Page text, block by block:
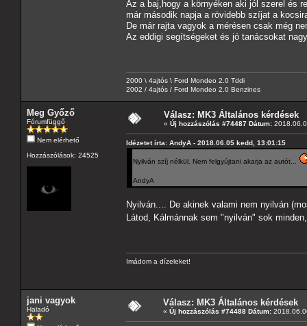
Az a baj,hogy a környéken aki jól szerel és
már második napja a rövidebb szíjat a
De már rajta vagyok a mérésen csak még
Az eddigi segítségeket és jó tanácsokat
2000 \ 4ajtós \ Ford Mondeo 2.0 Tddi
2002 / 4ajtós / Ford Mondeo 2.0 Benzines
Meg Győző
Fórumfüggő
Nem elérhető
Hozzászólások: 24525
Válasz: MK3 Általános kérdések
« Új hozzászólás #74487 Dátum:
Idézetet írta: AndyA - 2018.06.05 kedd, 13:01:15
Nyilván szíj nélkül. Nem felgyújtani akarja az autót...
AndyA
Nyilván.... De akinek valami nem nyilván
Látod, Kálmánnak sem "nyilván" sok
Imádom a dízeleket!
jani vagyok
Haladó
Válasz: MK3 Általános kérdések
« Új hozzászólás #74488 Dátum: